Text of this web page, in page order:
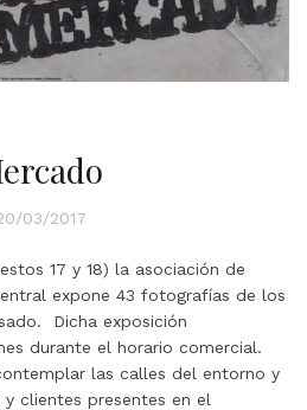
03/2017
17 y 18) la asociación de
expone 43 fotografías de los
Dicha exposición
durante el horario comercial.
las calles del entorno y
clientes presentes en el